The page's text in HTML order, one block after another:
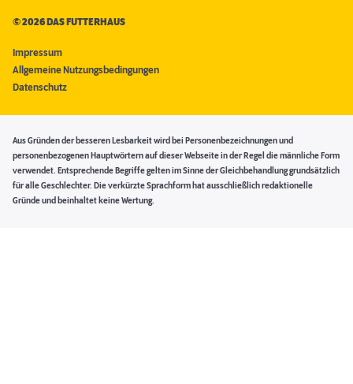
©2026 DAS FUTTERHAUS
Impressum
Allgemeine Nutzungsbedingungen
Datenschutz
Aus Gründen der besseren Lesbarkeit wird bei Personenbezeichnungen und
personenbezogenen Hauptwörtern auf dieser Webseite in der Regel die männliche Form
verwendet. Entsprechende Begriffe gelten im Sinne der Gleichbehandlung grundsätzlich
für alle Geschlechter. Die verkürzte Sprachform hat ausschließlich redaktionelle
Gründe und beinhaltet keine Wertung.